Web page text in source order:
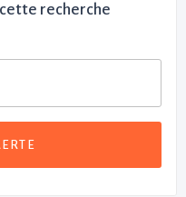
recherche